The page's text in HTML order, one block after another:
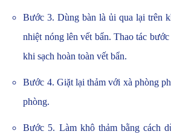
Bước 3. Dùng bàn là ủi qua lại trên
nhiệt nóng lên vết bẩn. Thao tác
khi sạch hoàn toàn vết bẩn.
Bước 4. Giặt lại thảm với xà phòng
phòng.
Bước 5. Làm khô thảm bằng cách